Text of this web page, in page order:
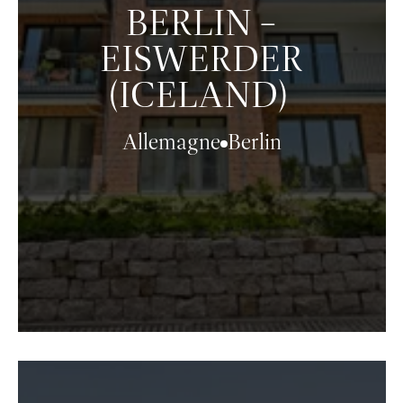
BERLIN –
EISWERDER
(ICELAND)
Allemagne Berlin